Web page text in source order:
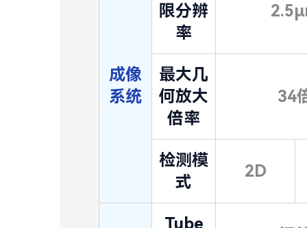
成像
系统
限分辨
率
最大几
何放大
倍率
34
检测模
式
2D
Tube